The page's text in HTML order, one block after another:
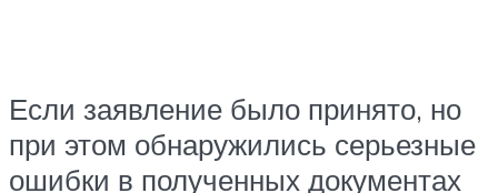
Если заявление было принято, но
при этом обнаружились серьезные
ошибки в полученных документах